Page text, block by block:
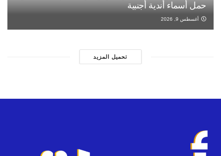
حمل أسماء أندية أجنبية
أغسطس 9, 2026
تحميل المزيد